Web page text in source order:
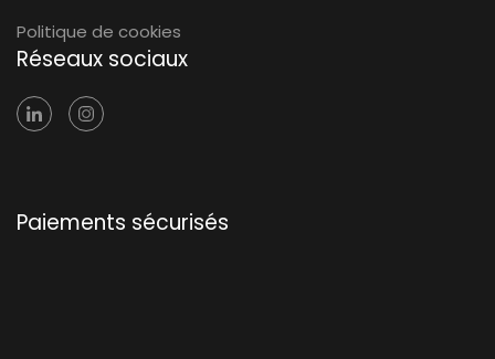
Politique de cookies
Réseaux sociaux
Paiements sécurisés